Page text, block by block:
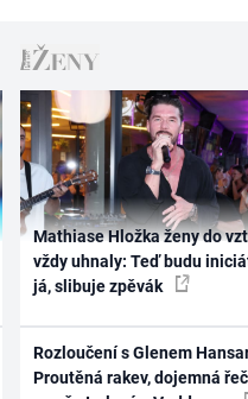
Mathiase Hložka ženy do
vždy uhnaly: Teď budu
já, slibuje zpěvák
Rozloučení s Glenem
Proutěná rakev, dojemná